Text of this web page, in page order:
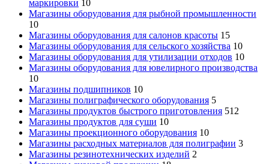
маркировки 10
Магазины оборудования для рыбной промышленности
10
Магазины оборудования для салонов красоты 15
Магазины оборудования для сельского хозяйства 10
Магазины оборудования для утилизации отходов 10
Магазины оборудования для ювелирного производства
10
Магазины подшипников 10
Магазины полиграфического оборудования 5
Магазины продуктов быстрого приготовления 512
Магазины продуктов для суши 10
Магазины проекционного оборудования 10
Магазины расходных материалов для полиграфии 3
Магазины резинотехнических изделий 2